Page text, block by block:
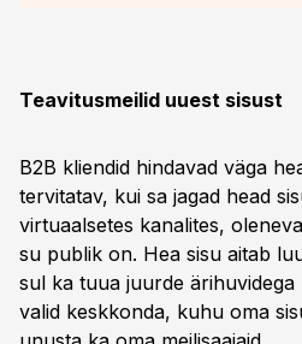
Teavitusmeilid uuest sisust
B2B kliendid hindavad väga
tervitatav, kui sa jagad head
virtuaalsetes kanalites,
su publik on. Hea sisu aitab
sul ka tuua juurde ärihuvidega
valid keskkonda, kuhu oma